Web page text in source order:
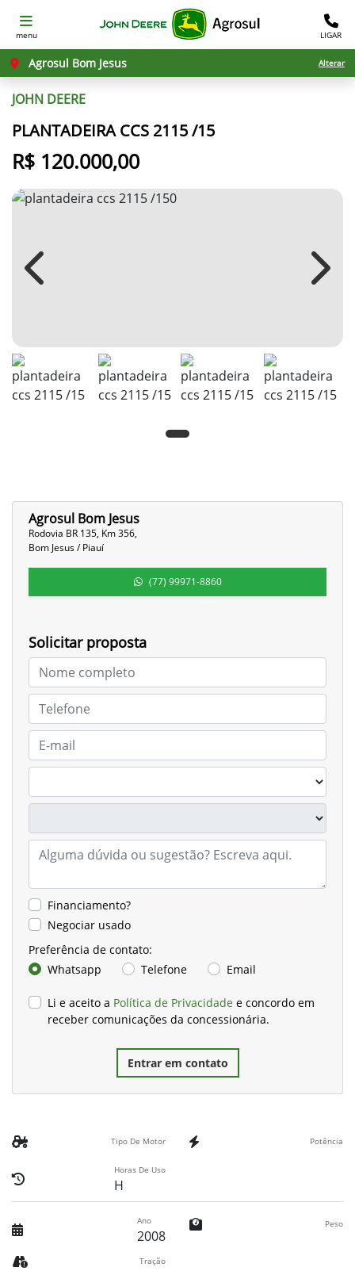
menu LIGAR
Agrosul Bom Jesus Alterar
JOHN DEERE
PLANTADEIRA CCS 2115 /15
R$ 120.000,00
Previous Next
Agrosul Bom Jesus
Rodovia BR 135, Km 356,
Bom Jesus / Piauí
(77) 99971-8860
Solicitar proposta
Financiamento?
Negociar usado
Preferência de contato:
Whatsapp
Telefone Email
Li e aceito a Política de Privacidade e concordo em
receber comunicações da concessionária.
Entrar em contato
Tipo De Motor Potência
Horas De Uso
H
Ano
2008
Peso
Tração